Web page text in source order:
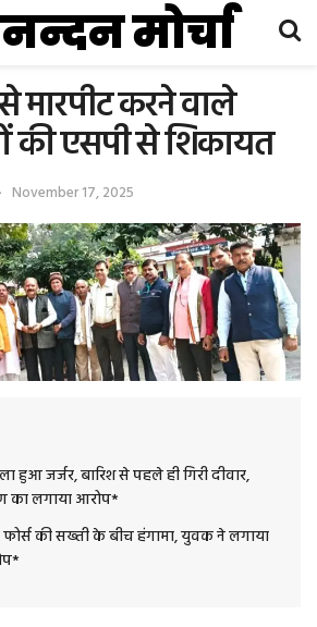
मोर्चा
मारपीट करने वाले
की एसपी से शिकायत
November 17, 2025
हुआ जर्जर, बारिश से पहले ही गिरी दीवार,
का लगाया आरोप*
की सख्ती के बीच हंगामा, युवक ने लगाया